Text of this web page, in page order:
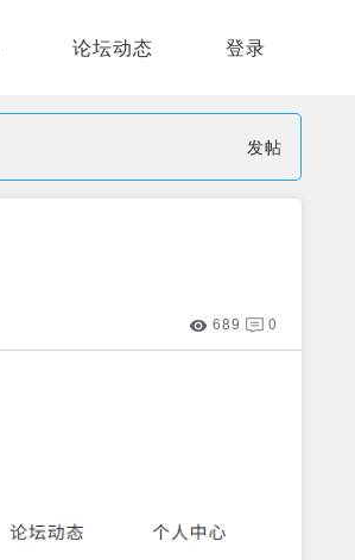
论坛动态 登录
发帖
689 0